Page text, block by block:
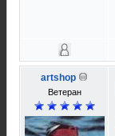
artshop
Ветеран